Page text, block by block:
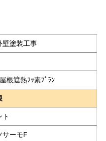
壁塗装工事
根遮熱ﾌｯ素ﾌﾟﾗﾝ
サーモF